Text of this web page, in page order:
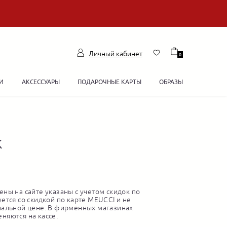
Личный кабинет 0
АКСЕССУАРЫ ПОДАРОЧНЫЕ КАРТЫ ОБРАЗЫ
на сайте указаны с учетом скидок по
со скидкой по карте MEUCCI и не
цене. В фирменных магазинах
на кассе.